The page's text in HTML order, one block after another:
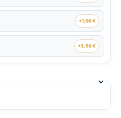
+1,00 €
+3,50 €
⌃